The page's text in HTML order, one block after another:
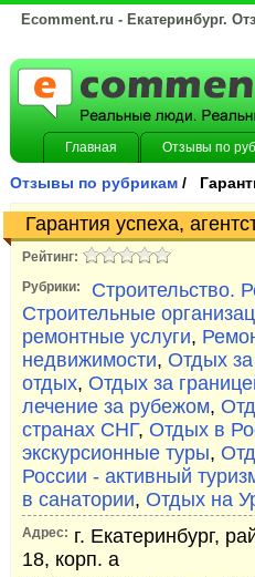
Ecomment.ru - Екатеринбург.
Главная Отзывы по
Отзывы по рубрикам /
Гарантия успеха,
Рейтинг:
Рубрики: Строительство.
Строительные
ремонтные услуги,
недвижимости, Отдых
отдых, Отдых за
лечение за рубежом,
странах СНГ, Отдых в
экскурсионные туры,
России - активный
в санатории, Отдых на
Адрес: г. Екатеринбург,
18, корп. а